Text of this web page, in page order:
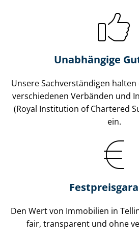
Unabhängige
Unsere Sach­ver­stän­di­gen
verschiedenen Verbänden und
(Royal Institution of Chartered
ein.
Den Wert von Immobilien in
fair, transparent und ohne